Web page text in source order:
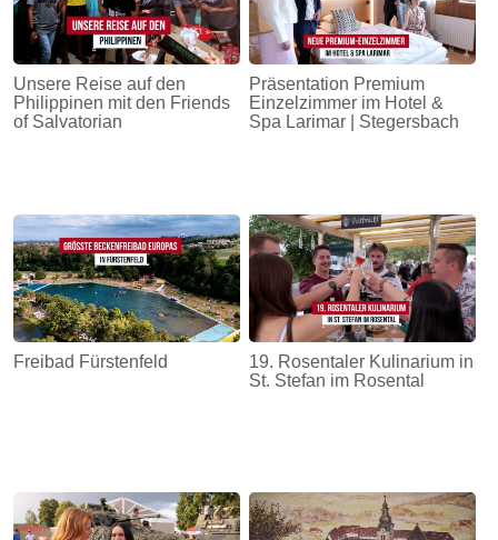
Unsere Reise auf den
Philippinen mit den Friends
of Salvatorian
Präsentation Premium
Einzelzimmer im Hotel &
Spa Larimar | Stegersbach
Freibad Fürstenfeld
19. Rosentaler Kulinarium in
St. Stefan im Rosental